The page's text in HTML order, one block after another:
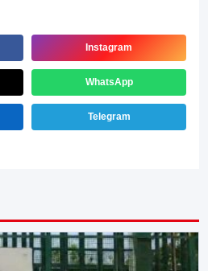
Instagram
WhatsApp
Telegram